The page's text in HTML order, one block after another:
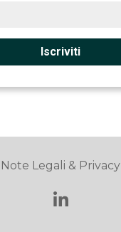
Iscriviti
Note Legali & Privacy